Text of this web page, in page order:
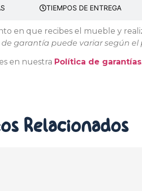
TIEMPOS DE ENTREGA
en que recibes el mueble y
garantía puede variar según el
en nuestra Política de garantías.
Relacionados